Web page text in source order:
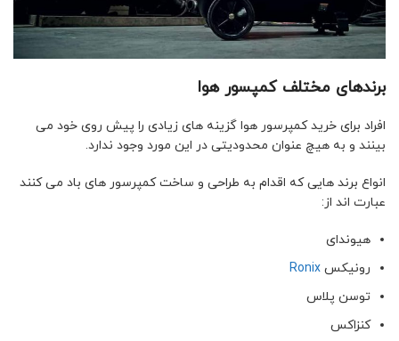
برندهای مختلف کمپسور هوا
افراد برای خرید کمپرسور هوا گزینه های زیادی را پیش روی خود می
بینند و به هیچ عنوان محدودیتی در این مورد وجود ندارد.
انواع برند هایی که اقدام به طراحی و ساخت کمپرسور های باد می کنند
عبارت اند از:
هیوندای
رونیکس Ronix
توسن پلاس
کنزاکس